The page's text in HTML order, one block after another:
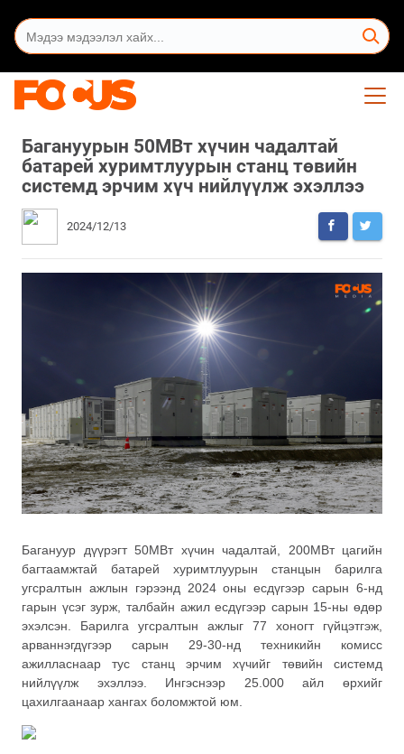
Багануурын 50МВт хүчин чадалтай
батарей хуримтлуурын станц төвийн
системд эрчим хүч нийлүүлж эхэллээ
2024/12/13
Багануур дүүрэгт 50МВт хүчин чадалтай, 200МВт цагийн
багтаамжтай батарей хуримтлуурын станцын барилга
угсралтын ажлын гэрээнд 2024 оны есдүгээр сарын 6-нд
гарын үсэг зурж, талбайн ажил есдүгээр сарын 15-ны өдөр
эхэлсэн. Барилга угсралтын ажлыг 77 хоногт гүйцэтгэж,
арваннэгдүгээр сарын 29-30-нд техникийн комисс
ажилласнаар тус станц эрчим хүчийг төвийн системд
нийлүүлж эхэллээ. Ингэснээр 25.000 айл өрхийг
цахилгаанаар хангах боломжтой юм.